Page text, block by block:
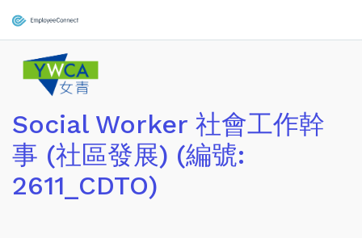
Social Worker 社會工作幹
事 (社區發展) (編號:
2611_CDTO)